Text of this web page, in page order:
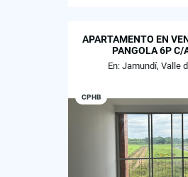
APARTAMENTO EN
PANGOLA 6P C/
En: Jamundí, Valle
CPHB